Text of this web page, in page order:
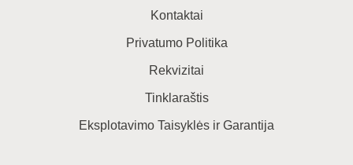
Kontaktai
Privatumo Politika
Rekvizitai
Tinklaraštis
Eksplotavimo Taisyklės ir Garantija